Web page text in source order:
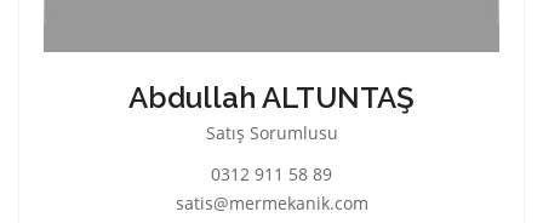
Abdullah ALTUNTAŞ
Satış Sorumlusu
0312 911 58 89
satis@mermekanik.com